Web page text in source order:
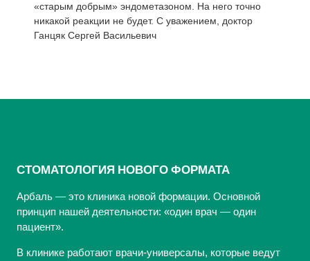
«старым добрым» эндометазоном. На него точно
никакой реакции не будет. С уважением, доктор
Ганцяк Сергей Васильевич
СТОМАТОЛОГИЯ НОВОГО ФОРМАТА
Арбаль — это клиника новой формации. Основной
принцип нашей деятельности: «один врач — один
пациент».
В клинике работают врачи-универсалы, которые ведут